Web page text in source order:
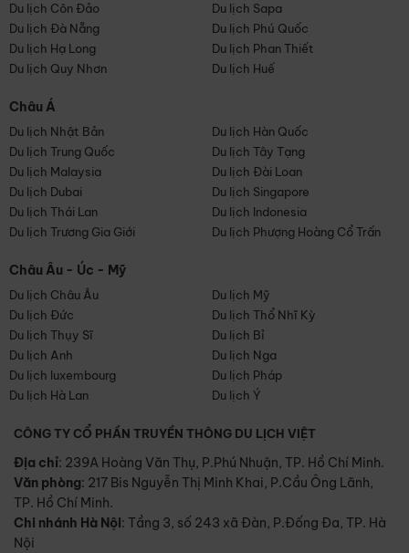
Du lịch Côn Đảo
Du lịch Sapa
Du lịch Đà Nẵng
Du lịch Phú Quốc
Du lịch Hạ Long
Du lịch Phan Thiết
Du lịch Quy Nhơn
Du lịch Huế
Châu Á
Du lịch Nhật Bản
Du lịch Hàn Quốc
Du lịch Trung Quốc
Du lịch Tây Tạng
Du lịch Malaysia
Du lịch Đài Loan
Du lịch Dubai
Du lịch Singapore
Du lịch Thái Lan
Du lịch Indonesia
Du lịch Trương Gia Giới
Du lịch Phượng Hoàng Cổ Trấn
Châu Âu - Úc - Mỹ
Du lịch Châu Âu
Du lịch Mỹ
Du lịch Đức
Du lịch Thổ Nhĩ Kỳ
Du lịch Thụy Sĩ
Du lịch Bỉ
Du lịch Anh
Du lịch Nga
Du lịch luxembourg
Du lịch Pháp
Du lịch Hà Lan
Du lịch Ý
CÔNG TY CỔ PHẦN TRUYỀN THÔNG DU LỊCH VIỆT
Địa chỉ: 239A Hoàng Văn Thụ, P.Phú Nhuận, TP. Hồ Chí Minh.
Văn phòng: 217 Bis Nguyễn Thị Minh Khai, P.Cầu Ông Lãnh,
TP. Hồ Chí Minh.
Chi nhánh Hà Nội: Tầng 3, số 243 xã Đàn, P.Đống Đa, TP. Hà
Nội